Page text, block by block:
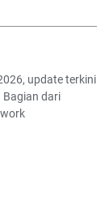
update terkini
Bagian dari